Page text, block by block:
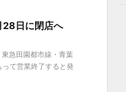
28日に閉店へ
急田園都市線・青葉
て営業終了すると発